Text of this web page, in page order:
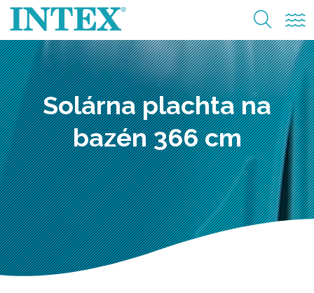
Solárna plachta na
bazén 366 cm